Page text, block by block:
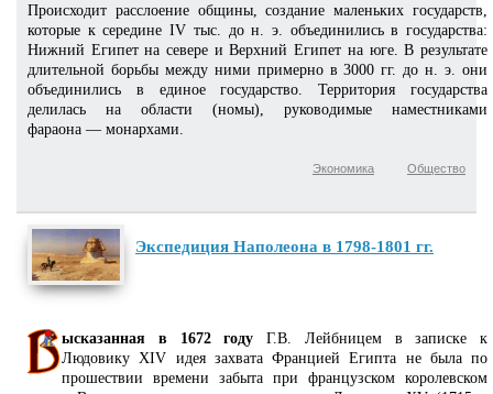
Происходит расслоение общины, создание маленьких государств,
которые к середине IV тыс. до н. э. объединились в государства:
Нижний Египет на севере и Верхний Египет на юге. В результате
длительной борьбы между ними примерно в 3000 гг. до н. э. они
объединились в единое государство. Территория государства
делилась на области (номы), руководимые наместниками
фараона — монархами.
Общество
Экономика
Экспедиция Наполеона в 1798-1801 гг.
ысказанная в 1672 году Г.В. Лейбницем в записке к
Людовику XIV идея захвата Францией Египта не была по
прошествии времени забыта при французском королевском